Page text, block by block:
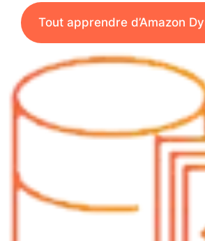
Tout apprendre d’Amazon